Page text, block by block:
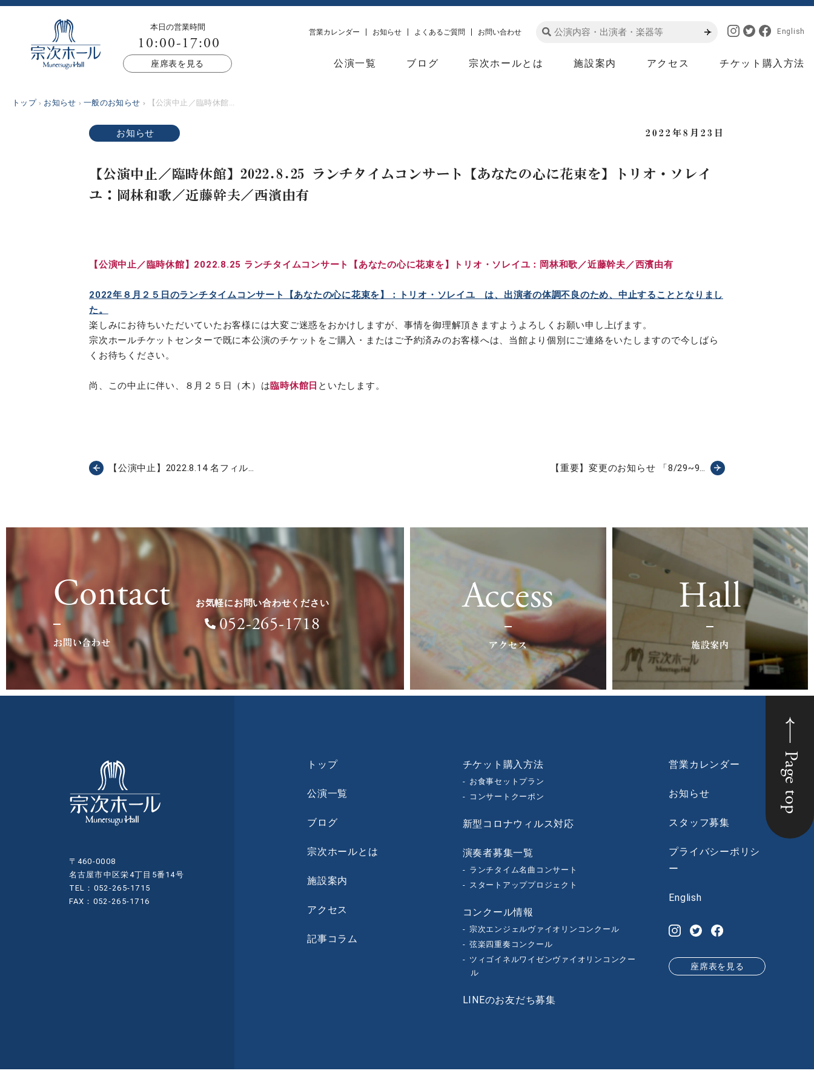
本日の営業時間
10:00-17:00
座席表を見る 公演一覧 ブログ 宗次ホールとは 施設案内 アクセス チケット購入方法
営業カレンダー お知らせ よくあるご質問 お問い合わせ English
トップ お知らせ 一般のお知らせ 【公演中止／臨時休館...
お知らせ 2022年8月23日
【公演中止／臨時休館】2022.8.25 ランチタイムコンサート【あなたの心に花束を】トリオ・ソレイ
ユ：岡林和歌／近藤幹夫／西濱由有
【公演中止／臨時休館】2022.8.25 ランチタイムコンサート【あなたの心に花束を】トリオ・ソレイユ：岡林和歌／近藤幹夫／西濱由有
2022年８月２５日のランチタイムコンサート【あなたの心に花束を】：トリオ・ソレイユ は、出演者の体調不良のため、中止することとなりまし
た。
楽しみにお待ちいただいていたお客様には大変ご迷惑をおかけしますが、事情を御理解頂きますようよろしくお願い申し上げます。
宗次ホールチケットセンターで既に本公演のチケットをご購入・またはご予約済みのお客様へは、当館より個別にご連絡をいたしますので今しばら
くお待ちください。
尚、この中止に伴い、８月２５日（木）は臨時休館日 といたします。
【公演中止】2022.8.14 名フィル… 【重要】変更のお知らせ 「8/29~9…
Contact
お問い合わせ
お気軽にお問い合わせください
052-265-1718
Access
アクセス
Hall
施設案内
Page top
〒460-0008
名古屋市中区栄4丁目5番14号
TEL：052-265-1715
FAX：052-265-1716
トップ
公演一覧
ブログ
宗次ホールとは
施設案内
アクセス
記事コラム
チケット購入方法
お食事セットプラン
コンサートクーポン
新型コロナウィルス対応
演奏者募集一覧
ランチタイム名曲コンサート
スタートアッププロジェクト
コンクール情報
宗次エンジェルヴァイオリンコンクール
弦楽四重奏コンクール
ツィゴイネルワイゼンヴァイオリンコンクー
ル
LINEのお友だち募集
営業カレンダー
お知らせ
スタッフ募集
プライバシーポリシ
ー
English
座席表を見る